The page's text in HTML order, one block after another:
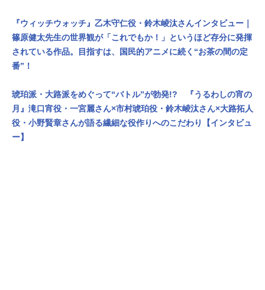
『ウィッチウォッチ』乙木守仁役・鈴木崚汰さんインタビュー｜
篠原健太先生の世界観が「これでもか！」というほど存分に発揮
されている作品。目指すは、国民的アニメに続く“お茶の間の定
番”！
琥珀派・大路派をめぐって“バトル”が勃発!? 『うるわしの宵の
月』滝口宵役・一宮麗さん×市村琥珀役・鈴木崚汰さん×大路拓人
役・小野賢章さんが語る繊細な役作りへのこだわり【インタビュ
ー】